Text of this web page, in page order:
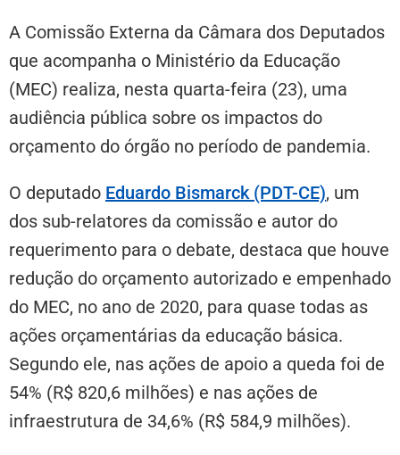
A Comissão Externa da Câmara dos Deputados
que acompanha o Ministério da Educação
(MEC) realiza, nesta quarta-feira (23), uma
audiência pública sobre os impactos do
orçamento do órgão no período de pandemia.
O deputado Eduardo Bismarck (PDT-CE), um
dos sub-relatores da comissão e autor do
requerimento para o debate, destaca que houve
redução do orçamento autorizado e empenhado
do MEC, no ano de 2020, para quase todas as
ações orçamentárias da educação básica.
Segundo ele, nas ações de apoio a queda foi de
54% (R$ 820,6 milhões) e nas ações de
infraestrutura de 34,6% (R$ 584,9 milhões).